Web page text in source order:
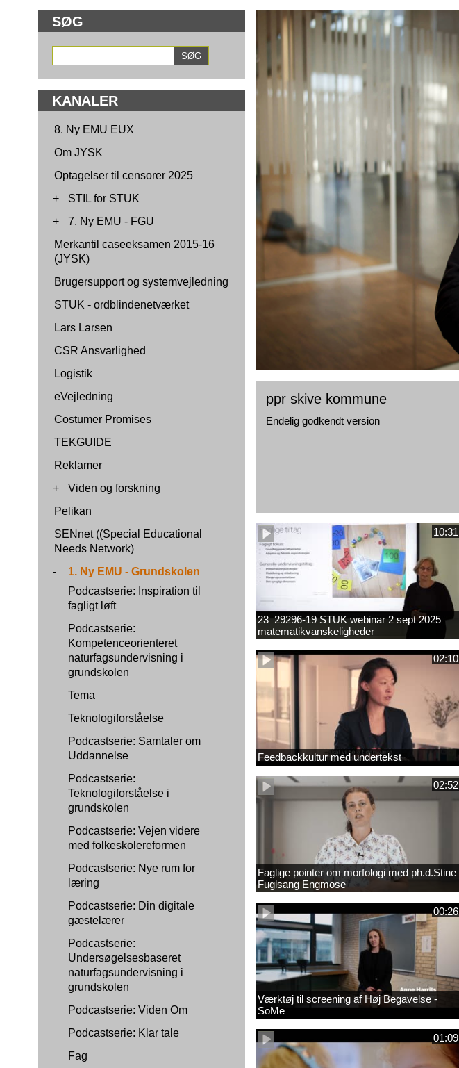
SØG
KANALER
8. Ny EMU EUX
Om JYSK
Optagelser til censorer 2025
+
STIL for STUK
+
7. Ny EMU - FGU
Merkantil caseeksamen 2015-16
(JYSK)
Brugersupport og systemvejledning
STUK - ordblindenetværket
Lars Larsen
CSR Ansvarlighed
Logistik
eVejledning
Costumer Promises
TEKGUIDE
Reklamer
+
Viden og forskning
Pelikan
SENnet ((Special Educational
Needs Network)
-
1. Ny EMU - Grundskolen
Podcastserie: Inspiration til
fagligt løft
Podcastserie:
Kompetenceorienteret
naturfagsundervisning i
grundskolen
Tema
Teknologiforståelse
Podcastserie: Samtaler om
Uddannelse
Podcastserie:
Teknologiforståelse i
grundskolen
Podcastserie: Vejen videre
med folkeskolereformen
Podcastserie: Nye rum for
læring
Podcastserie: Din digitale
gæstelærer
Podcastserie:
Undersøgelsesbaseret
naturfagsundervisning i
grundskolen
Podcastserie: Viden Om
Podcastserie: Klar tale
Fag
ppr skive kommune
Endelig godkendt version
10:31
23_29296-19 STUK webinar 2 sept 2025
matematikvanskeligheder
1889337_1_1.MP4
02:10
Feedbackkultur med undertekst
02:52
Faglige pointer om morfologi med ph.d.Stine
Fuglsang Engmose
00:26
Værktøj til screening af Høj Begavelse -
SoMe
01:09